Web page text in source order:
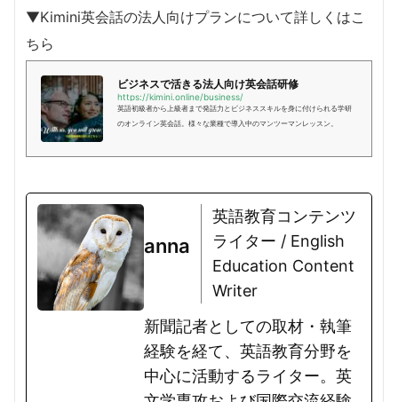
▼Kimini英会話の法人向けプランについて詳しくはこ
ちら
ビジネスで活きる法人向け英会話研修
https://kimini.online/business/
英語初級者から上級者まで発話力とビジネススキルを身に付けられる学研
のオンライン英会話。様々な業種で導入中のマンツーマンレッスン。
anna
英語教育コンテンツ
ライター / English
Education Content
Writer
新聞記者としての取材・執筆
経験を経て、英語教育分野を
中心に活動するライター。英